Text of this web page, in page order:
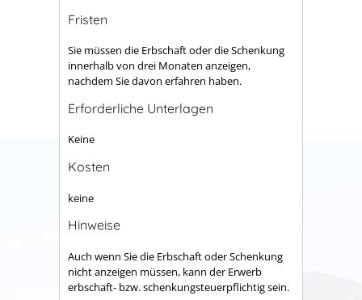
Fristen
Sie müssen die Erbschaft oder die Schenkung
innerhalb von drei Monaten anzeigen,
nachdem Sie davon erfahren haben.
Erforderliche Unterlagen
Keine
Kosten
keine
Hinweise
Auch wenn Sie die Erbschaft oder Schenkung
nicht anzeigen müssen, kann der Erwerb
erbschaft- bzw. schenkungsteuerpflichtig sein.